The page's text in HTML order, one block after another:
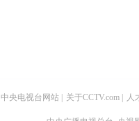
中央电视台网站 关于CCTV.com 人